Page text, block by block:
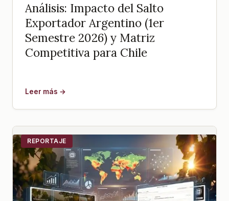
Análisis: Impacto del Salto
Exportador Argentino (1er
Semestre 2026) y Matriz
Competitiva para Chile
Leer más →
REPORTAJE